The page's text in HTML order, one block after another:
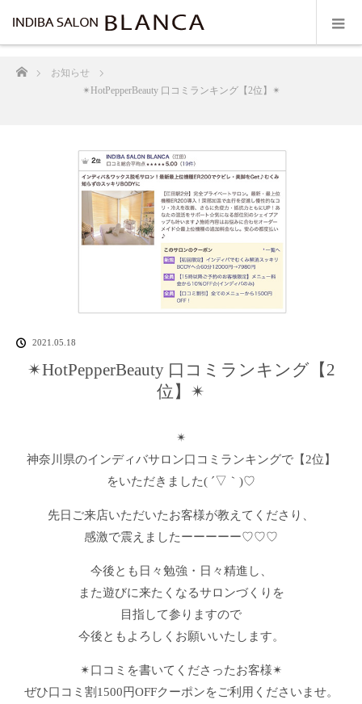
ホームお知らせ
✴︎HotPepperBeauty 口コミランキング【2位】✴︎
2021.05.18
✴︎HotPepperBeauty 口コミランキング【2
位】✴︎
✴︎
神奈川県のインディバサロン口コミランキングで【2位】
をいただきました( ´▽｀)♡
先日ご来店いただいたお客様が教えてくださり、
感激で震えましたーーーーー♡♡♡
今後とも日々勉強・日々精進し、
また遊びに来たくなるサロンづくりを
目指して参りますので
今後ともよろしくお願いいたします。
✴︎口コミを書いてくださったお客様✴︎
ぜひ口コミ割1500円OFFクーポンをご利用くださいませ。